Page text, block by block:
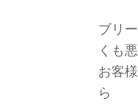
ブリ
くも
お客
ら